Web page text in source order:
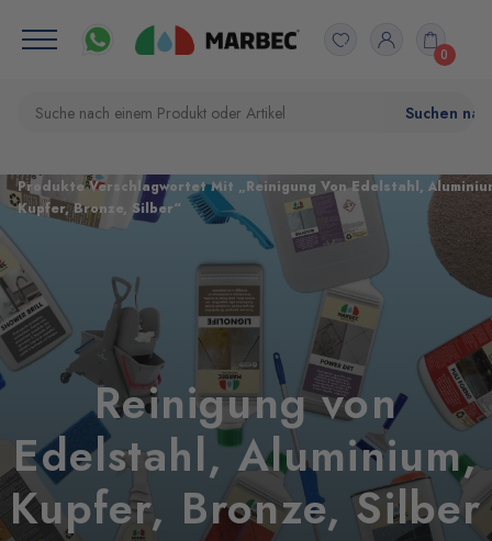
0
Produkte Verschlagwortet Mit „Reinigung Von Edelstahl,
Kupfer, Bronze, Silber“
Reinigung von
Edelstahl, Aluminium,
Kupfer, Bronze, Silber